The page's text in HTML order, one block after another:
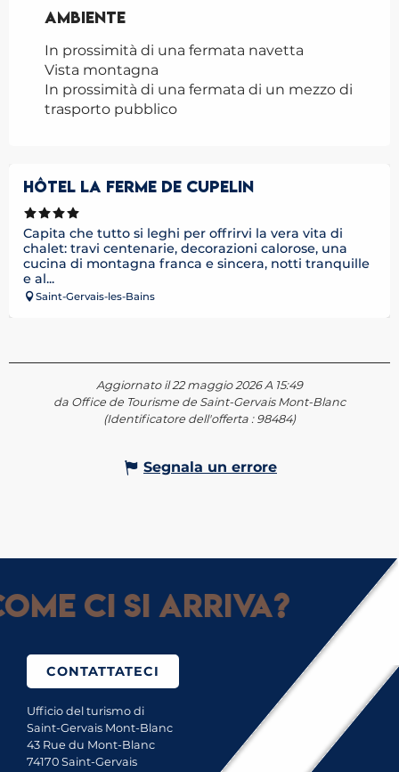
Ambiente
Ambiente
In prossimità di una fermata navetta
Vista montagna
In prossimità di una fermata di un mezzo di
trasporto pubblico
HÔTEL LA FERME DE CUPELIN
Capita che tutto si leghi per offrirvi la vera vita di
chalet: travi centenarie, decorazioni calorose, una
cucina di montagna franca e sincera, notti tranquille
e al...
Saint-Gervais-les-Bains
Aggiornato il 22 maggio 2026 A 15:49
da Office de Tourisme de Saint-Gervais Mont-Blanc
(Identificatore dell'offerta : 98484)
Segnala un errore
ci si arriva?
CONTATTATECI
Ufficio del turismo di
Saint-Gervais Mont-Blanc
43 Rue du Mont-Blanc
74170 Saint-Gervais